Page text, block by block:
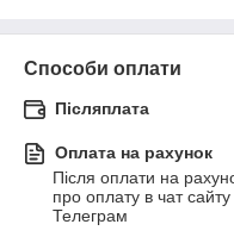
Способи оплати
Післяплата
Оплата на рахунок
Після оплати на
про оплату в чат
Телеграм